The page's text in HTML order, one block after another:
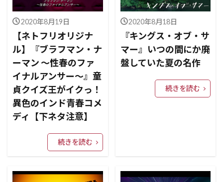
2020年8月19日
【ネトフリオリジナ
ル】『ブラフマン・ナ
ーマン ～性春のファ
イナルアンサー～』童
貞クイズ王がイクっ！
異色のインド青春コメ
ディ【下ネタ注意】
続きを読む
2020年8月18日
『キングス・オブ・サ
マー』いつの間にか廃
盤していた夏の名作
続きを読む